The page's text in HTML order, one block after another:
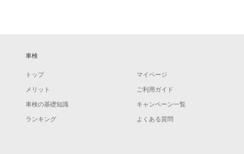
車検
トップ マイページ
メリット ご利用ガイド
車検の基礎知識 キャンペーン一覧
ランキング よくある質問